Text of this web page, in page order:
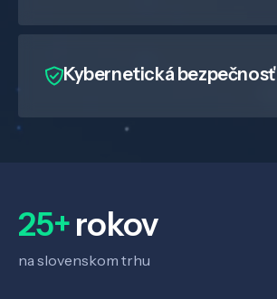
Kybernetická bezpečnosť
25+rokov
na slovenskom trhu